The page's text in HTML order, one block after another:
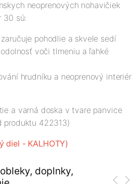
neoprenových nohavičiek
30 sú:
pohodlie a skvele sedí
voči tlmeniu a ľahké
hrudníku a neoprenový interiér
a varná doska v tvare panvice
produktu 422313)
diel - KALHOTY)
doplnky,